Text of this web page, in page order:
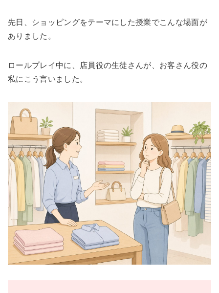
先日、ショッピングをテーマにした授業でこんな場面が
ありました。
ロールプレイ中に、店員役の生徒さんが、お客さん役の
私にこう言いました。